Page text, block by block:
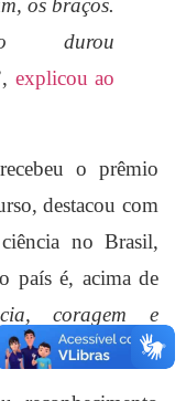
durou
, explicou ao
o prêmio
destacou com
no Brasil,
país é, acima de
coragem e
social”.